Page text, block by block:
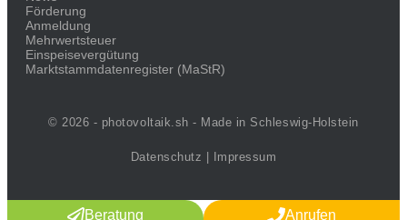
Förderung
Anmeldung
Mehrwertsteuer
Einspeisevergütung
Marktstammdaten­register (MaStR)
© 2026 - photovoltaik.sh - Made in Schleswig-Holstein
Datenschutz | Impressum
Beratung Anrufen